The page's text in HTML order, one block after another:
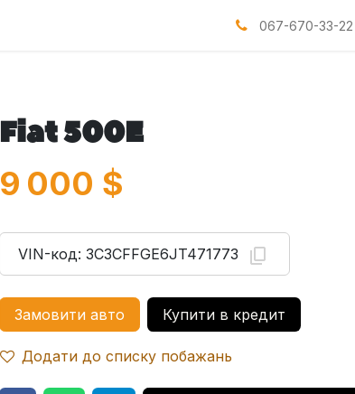
067-670-33-22
Fiat 500E
9 000 $
VIN-код: 3C3CFFGE6JT471773
Замовити авто Купити в кредит
Додати до списку побажань